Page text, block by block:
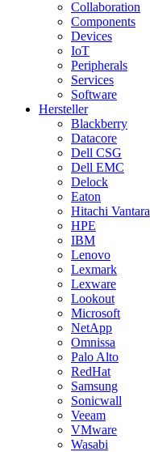
Collaboration
Components
Devices
IoT
Peripherals
Services
Software
Hersteller
Blackberry
Datacore
Dell CSG
Dell EMC
Delock
Eaton
Hitachi Vantara
HPE
IBM
Lenovo
Lexmark
Lexware
Lookout
Microsoft
NetApp
Omnissa
Palo Alto
RedHat
Samsung
Sonicwall
Veeam
VMware
Wasabi